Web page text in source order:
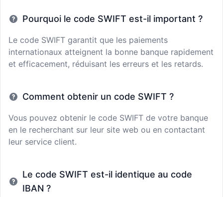
Pourquoi le code SWIFT est-il important ?
Le code SWIFT garantit que les paiements
internationaux atteignent la bonne banque rapidement
et efficacement, réduisant les erreurs et les retards.
Comment obtenir un code SWIFT ?
Vous pouvez obtenir le code SWIFT de votre banque
en le recherchant sur leur site web ou en contactant
leur service client.
Le code SWIFT est-il identique au code
IBAN ?